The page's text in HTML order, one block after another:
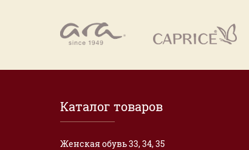
Каталог товаров
Женская обувь 33, 34, 35